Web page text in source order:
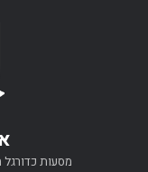
מסעות כדורגל